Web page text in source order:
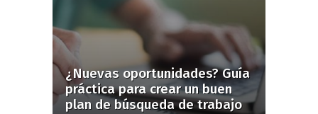
¿Nuevas oportunidades? Guía
práctica para crear un buen
plan de búsqueda de trabajo